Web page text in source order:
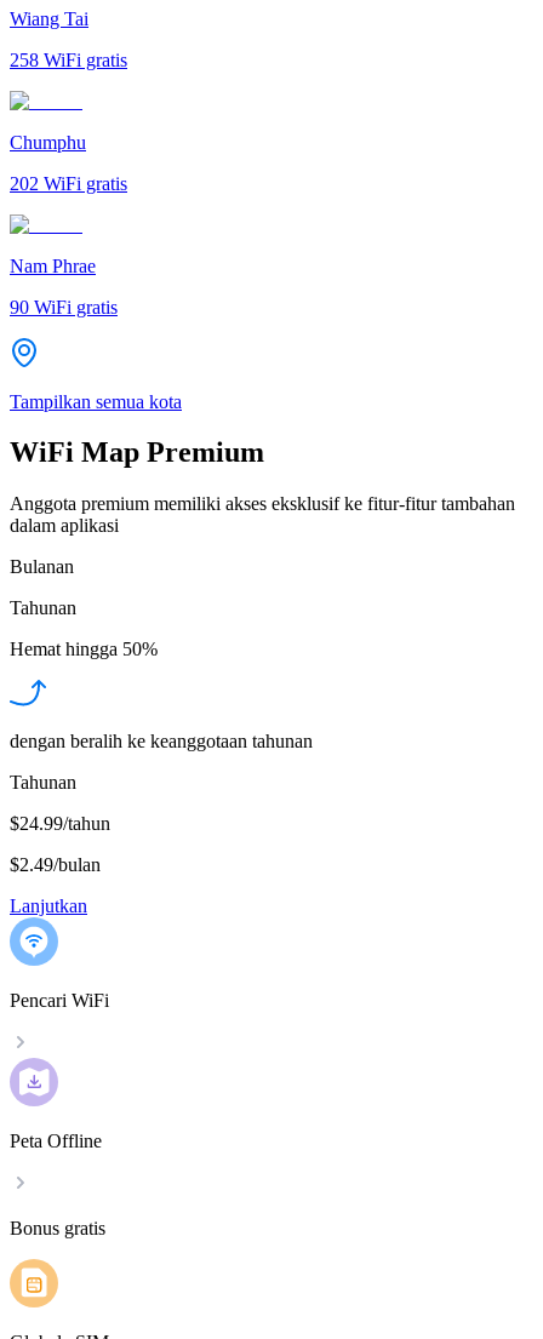
Wiang Tai
258 WiFi gratis
Chumphu
202 WiFi gratis
Nam Phrae
90 WiFi gratis
Tampilkan semua kota
WiFi Map Premium
Anggota premium memiliki akses eksklusif ke fitur-fitur tambahan
dalam aplikasi
Bulanan
Tahunan
Hemat hingga 50%
dengan beralih ke keanggotaan tahunan
Tahunan
$24.99/tahun
$2.49/bulan
Lanjutkan
Pencari WiFi
Peta Offline
Bonus gratis